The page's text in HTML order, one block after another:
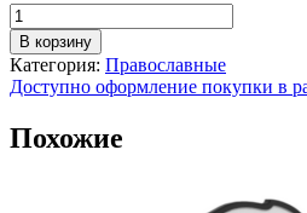
Количество
товара
Памятник
православный-057
В корзину
Категория: Православные
Доступно оформление покупки в
Похожие